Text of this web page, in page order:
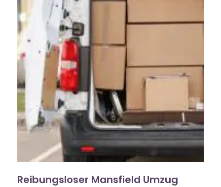
Reibungsloser Mansfield Umzug